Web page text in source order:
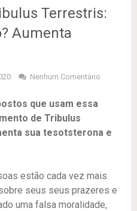
Terrestris:
Aumenta
Nenhum Comentário
que usam essa
de Tribulus
sua tesotsterona e
estão cada vez mais
seus seus prazeres e
uma falsa moralidade,